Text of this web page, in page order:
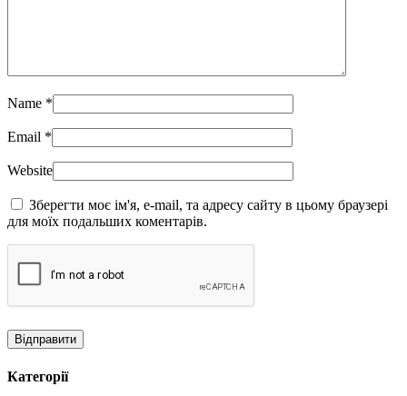
Name *
Email *
Website
Зберегти моє ім'я, e-mail, та адресу сайту в цьому браузері
для моїх подальших коментарів.
Категорії